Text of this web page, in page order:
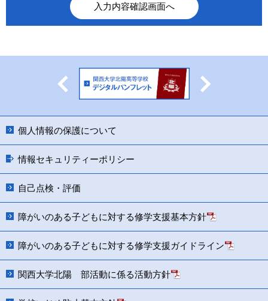
入力内容確認画面へ
Previous
個人情報の保護について
情報セキュリティーポリシー
自己点検・評価
障がいのある子どもに対する修学支援基本方針
障がいのある子どもに対する修学支援ガイドライン
関西大学北陽 部活動に係る活動方針